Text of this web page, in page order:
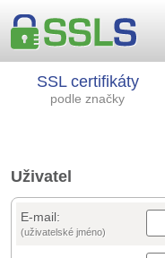
SSL certifikáty
podle značky
Uživatel
E-mail:
(uživatelské jméno)